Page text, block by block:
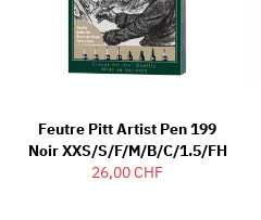
Feutre Pitt Artist Pen 199
Noir XXS/S/F/M/B/C/1.5/FH
26,00 CHF